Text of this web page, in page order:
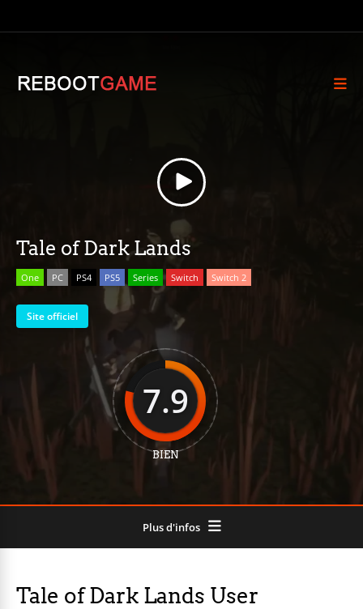
Tale of Dark Lands
One PC PS4 PS5 Series Switch Switch 2
Site officiel
7.9
BIEN
Plus d'infos
Tale of Dark Lands User